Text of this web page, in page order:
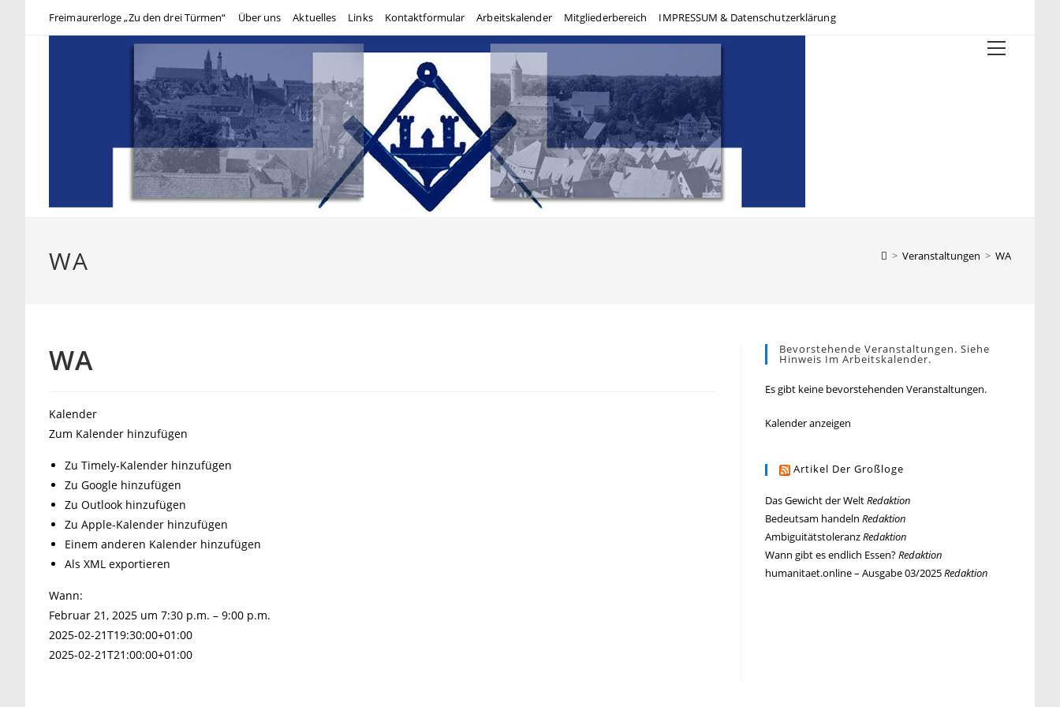
Freimaurerloge „Zu den drei Türmen“ Über uns Aktuelles Links Kontaktformular Arbeitskalender Mitgliederbereich IMPRESSUM & Datenschutzerklärung
WA > Veranstaltungen > WA
WA
Kalender
Zum Kalender hinzufügen
Zu Timely-Kalender hinzufügen
Zu Google hinzufügen
Zu Outlook hinzufügen
Zu Apple-Kalender hinzufügen
Einem anderen Kalender hinzufügen
Als XML exportieren
Wann:
Februar 21, 2025 um 7:30 p.m. – 9:00 p.m.
2025-02-21T19:30:00+01:00
2025-02-21T21:00:00+01:00
Bevorstehende Veranstaltungen. Siehe
Hinweis Im Arbeitskalender.
Es gibt keine bevorstehenden Veranstaltungen.
Kalender anzeigen
Artikel Der Großloge
Das Gewicht der WeltRedaktion
Bedeutsam handeln Redaktion
AmbiguitätstoleranzRedaktion
Wann gibt es endlich Essen?Redaktion
humanitaet.online – Ausgabe 03/2025Redaktion